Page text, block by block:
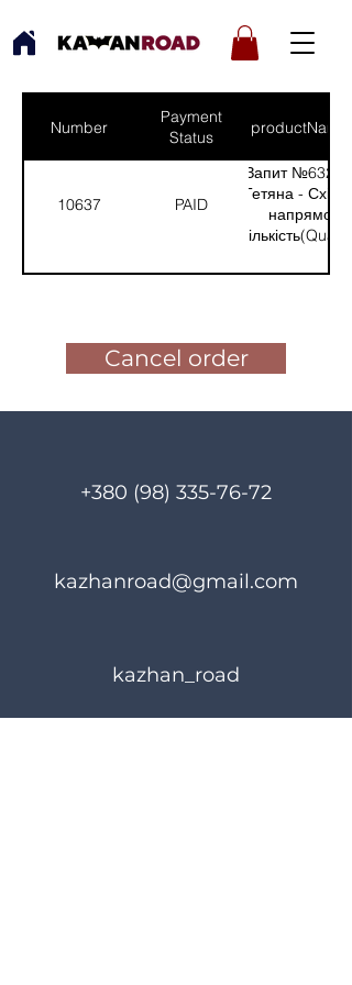
Number
Payment
Status
productNames
10637 PAID
Запит №632 від:
Тетяна -
напрямок
Cancel order
+380 (98) 335-76-72
kazhanroad@gmail.com
kazhan_road